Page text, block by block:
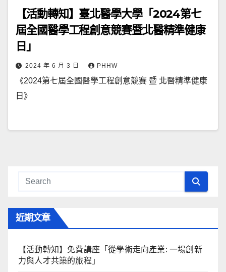
【活動轉知】臺北醫學大學「2024第七
屆全國醫學工程創意競賽暨北醫精準健康
日」
2024 年 6 月 3 日 PHHW
《2024第七屆全國醫學工程創意競賽 暨 北醫精準健康
日》
近期文章
【活動轉知】免費講座「從學術走向產業: ⼀場創新
力與⼈才共築的旅程」